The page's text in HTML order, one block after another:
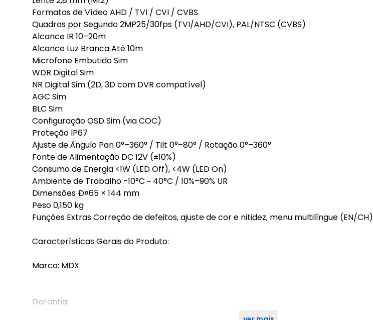
Formatos de Vídeo AHD / TVI / CVI / CVBS
Quadros por Segundo 2MP25/30fps (TVI/AHD/CVI), PAL/NTSC (CVBS)
Alcance IR 10–20m
Alcance Luz Branca Até 10m
Microfone Embutido Sim
WDR Digital Sim
NR Digital Sim (2D, 3D com DVR compatível)
AGC Sim
BLC Sim
Configuração OSD Sim (via COC)
Proteção IP67
Ajuste de Ângulo Pan 0°–360° / Tilt 0°–80° / Rotação 0°–360°
Fonte de Alimentação DC 12V (±10%)
Consumo de Energia <1W (LED Off), <4W (LED On)
Ambiente de Trabalho -10°C ~ 40°C / 10%–90% UR
Dimensões Ð¤65 × 144 mm
Peso 0,150 kg
Funções Extras Correção de defeitos, ajuste de cor e nitidez, menu multilíngue (EN/CH)
Características Gerais do Produto:
Marca: MDX
Garantia: